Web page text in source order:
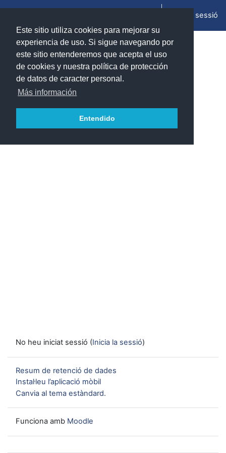
Este sitio utiliza cookies para mejorar su
experiencia de uso. Si sigue navegando por
este sitio entenderemos que acepta el uso
de cookies y nuestra política de protección
de datos de caracter personal.
Más información
Entendido
Panell lateral
Inicia la sessió
Informació del curs
Dosimetría y radioprotección (2024/2025)
No heu iniciat sessió (Inicia la sessió)
Resum de retenció de dades
Instal·leu l’aplicació mòbil
Canvia al tema estàndard.
Funciona amb Moodle